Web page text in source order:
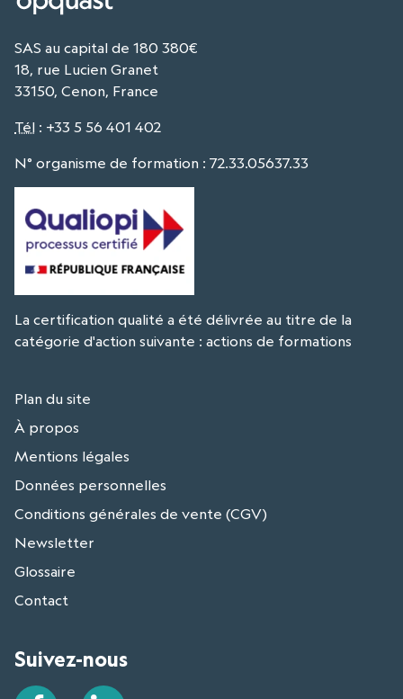
SAS au capital de 180 380€
18, rue Lucien Granet
33150, Cenon, France
Tél : +33 5 56 401 402
N° organisme de formation : 72.33.05637.33
La certification qualité a été délivrée au titre de la
catégorie d'action suivante : actions de formations
Plan du site
À propos
Mentions légales
Données personnelles
Conditions générales de vente (CGV)
Newsletter
Glossaire
Contact
Suivez-nous